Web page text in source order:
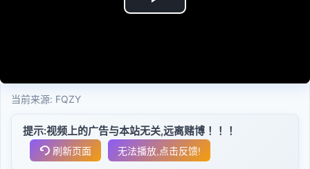
Play
当前来源: FQZY
提示:视频上的广告与本站无关,远离赌博！！！
刷新页面 无法播放,点击反馈!